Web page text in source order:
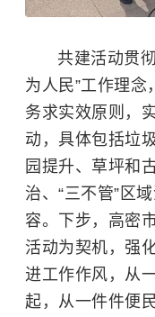
共建活动贯
为人民”工作理念
务求实效原则，
动，具体包括垃
园提升、草坪和
治、“三不管”区
容。下步，高密
活动为契机，强
进工作作风，从
起，从一件件便